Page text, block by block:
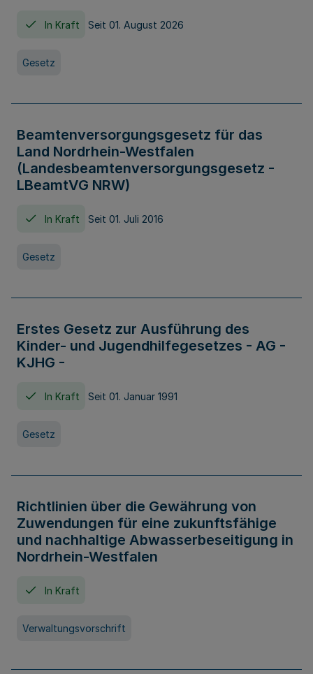
In Kraft Seit 01. August 2026
Gesetz
Beamtenversorgungsgesetz für das
Land Nordrhein-Westfalen
(Landesbeamtenversorgungsgesetz -
LBeamtVG NRW)
In Kraft Seit 01. Juli 2016
Gesetz
Erstes Gesetz zur Ausführung des
Kinder- und Jugendhilfegesetzes - AG -
KJHG -
In Kraft Seit 01. Januar 1991
Gesetz
Richtlinien über die Gewährung von
Zuwendungen für eine zukunftsfähige
und nachhaltige Abwasserbeseitigung in
Nordrhein-Westfalen
In Kraft
Verwaltungsvorschrift